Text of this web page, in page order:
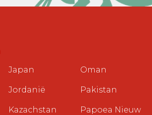
Japan
Jordanië
Kazachstan
Oman
Pakistan
Papoea Nieuw